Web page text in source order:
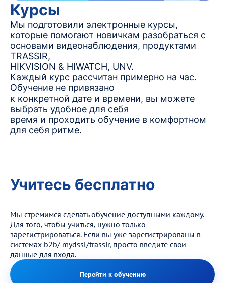
Курсы
Мы подготовили электронные курсы,
которые помогают новичкам разобраться с
основами видеонаблюдения, продуктами
TRASSIR,
HIKVISION & HIWATCH, UNV.
Каждый курс рассчитан примерно на час.
Обучение не привязано
к конкретной дате и времени, вы можете
выбрать удобное для себя
время и проходить обучение в комфортном
для себя ритме.
Учитесь бесплатно
Мы стремимся сделать обучение доступными каждому.
Для того, чтобы учиться, нужно только
зарегистрироваться. Если вы уже зарегистрированы в
системах b2b/ mydssl/trassir, просто введите свои
данные для входа.
Перейти к обучению